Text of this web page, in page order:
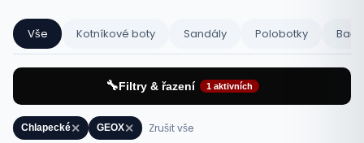
Vše Kotníkové boty Sandály Polobotky
🔧Filtry & řazení 1 aktivních
Chlapecké✕ GEOX✕ Zrušit vše